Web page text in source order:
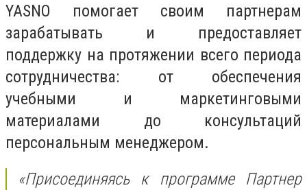
YASNO помогает своим партнерам
зарабатывать и предоставляет
поддержку на протяжении всего периода
сотрудничества: от обеспечения
учебными и маркетинговыми
материалами до консультаций
персональным менеджером.
«Присоединяясь к программе Партнер